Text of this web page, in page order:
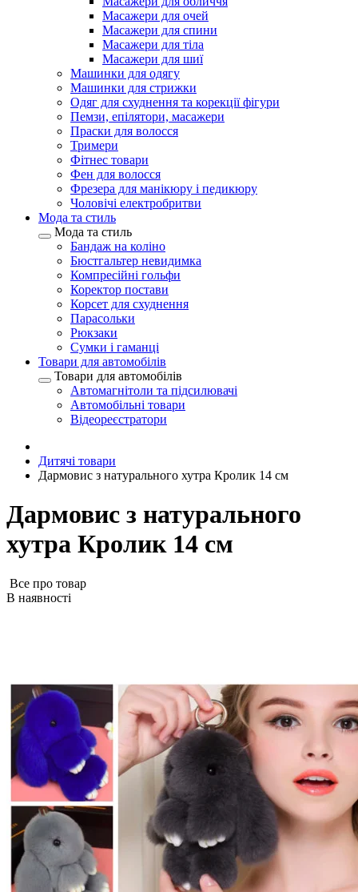
Масажери для очей
Масажери для спини
Масажери для тіла
Масажери для шиї
Машинки для одягу
Машинки для стрижки
Одяг для схуднення та корекції фігури
Пемзи, епілятори, масажери
Праски для волосся
Тримери
Фітнес товари
Фен для волосся
Фрезера для манікюру і педикюру
Чоловічі електробритви
Мода та стиль
Мода та стиль
Бандаж на коліно
Бюстгальтер невидимка
Компресійні гольфи
Коректор постави
Корсет для схуднення
Парасольки
Рюкзаки
Сумки і гаманці
Товари для автомобілів
Товари для автомобілів
Автомагнітоли та підсилювачі
Автомобільні товари
Відеореєстратори
Дитячі товари
Дармовис з натурального хутра Кролик 14 см
Дармовис з натурального
хутра Кролик 14 см
Все про товар
В наявності